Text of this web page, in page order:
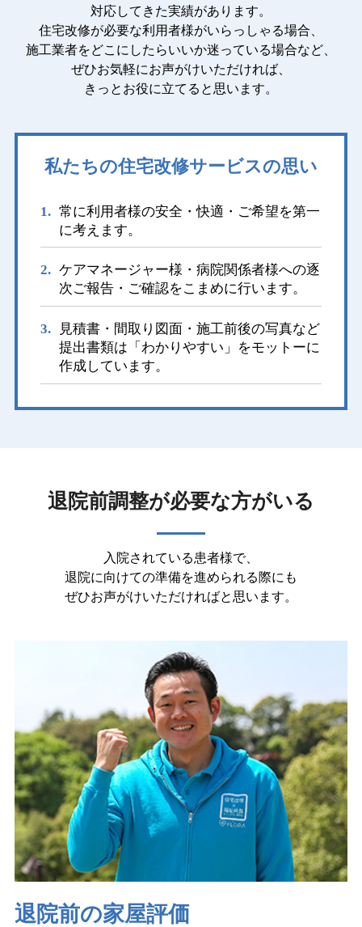
対応してきた実績があります。
住宅改修が必要な利用者様がいらっしゃる場合、
施工業者をどこにしたらいいか迷っている場合など、
ぜひお気軽にお声がけいただければ、
きっとお役に立てると思います。
私たちの住宅改修サービスの思い
常に利用者様の安全・快適・ご希望を第一
に考えます。
ケアマネージャー様・病院関係者様への逐
次ご報告・ご確認をこまめに行います。
見積書・間取り図面・施工前後の写真など
提出書類は「わかりやすい」をモットーに
作成しています。
退院前調整が必要な方がいる
入院されている患者様で、
退院に向けての準備を進められる際にも
ぜひお声がけいただければと思います。
退院前の家屋評価